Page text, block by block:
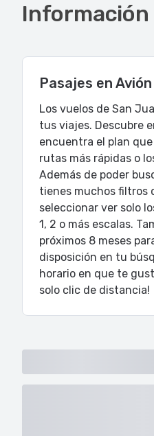
Información
Pasajes en
Los vuelos de San
tus viajes. Descubre
encuentra el plan
rutas más rápidas o
Además de poder
tienes muchos filtros
seleccionar ver solo
1, 2 o más escalas.
próximos 8 meses
disposición en tu
horario en que te
solo clic de distancia!